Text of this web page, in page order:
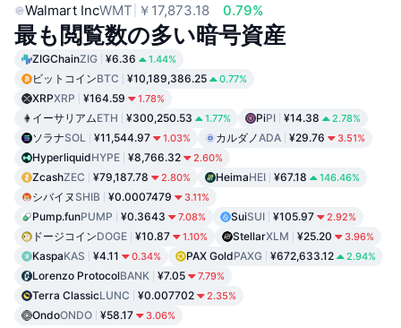
Walmart IncWMT ￥17,873.18 0.79%
最も閲覧数の多い暗号資産
ZIGChainZIG ¥6.36 1.44%
ビットコインBTC ¥10,189,386.25 0.77%
XRPXRP ¥164.59 1.78%
イーサリアムETH ¥300,250.53 1.77% PiPI ¥14.38 2.78%
ソラナSOL ¥11,544.97 1.03% カルダノADA ¥29.76 3.51%
HyperliquidHYPE ¥8,766.32 2.60%
ZcashZEC ¥79,187.78 2.80% HeimaHEI ¥67.18 146.46%
シバイヌ SHIB ¥0.0007479 3.11%
Pump.funPUMP ¥0.3643 7.08% SuiSUI ¥105.97 2.92%
ドージコインDOGE ¥10.87 1.10% StellarXLM ¥25.20 3.96%
KaspaKAS ¥4.11 0.34% PAX GoldPAXG ¥672,633.12 2.94%
Lorenzo ProtocolBANK ¥7.05 7.79%
Terra ClassicLUNC ¥0.007702 2.35%
OndoONDO ¥58.17 3.06%